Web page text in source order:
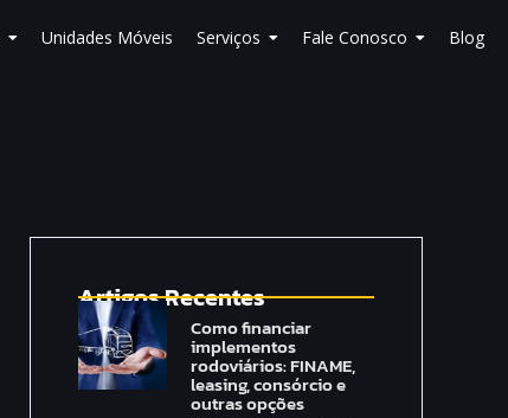
Unidades Móveis Serviços Fale Conosco Blog
Artigos Recentes
Como financiar
implementos
rodoviários: FINAME,
leasing, consórcio e
outras opções